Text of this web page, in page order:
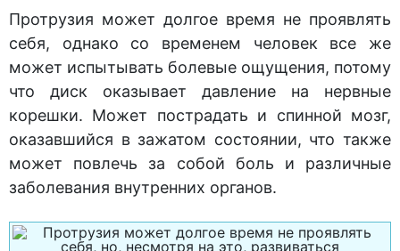
Протрузия может долгое время не проявлять
себя, однако со временем человек все же
может испытывать болевые ощущения, потому
что диск оказывает давление на нервные
корешки. Может пострадать и спинной мозг,
оказавшийся в зажатом состоянии, что также
может повлечь за собой боль и различные
заболевания внутренних органов.